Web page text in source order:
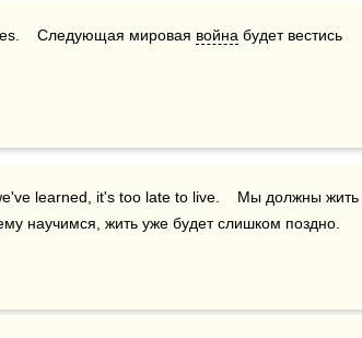
Следующая мировая война
learned, it's too late to live.    Мы должны жить
научимся, жить уже будет слишком поздно.